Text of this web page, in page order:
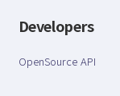
Developers
OpenSource API